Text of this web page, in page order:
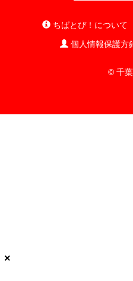
ちばとぴ！について
個人情報保護方
© 千
×